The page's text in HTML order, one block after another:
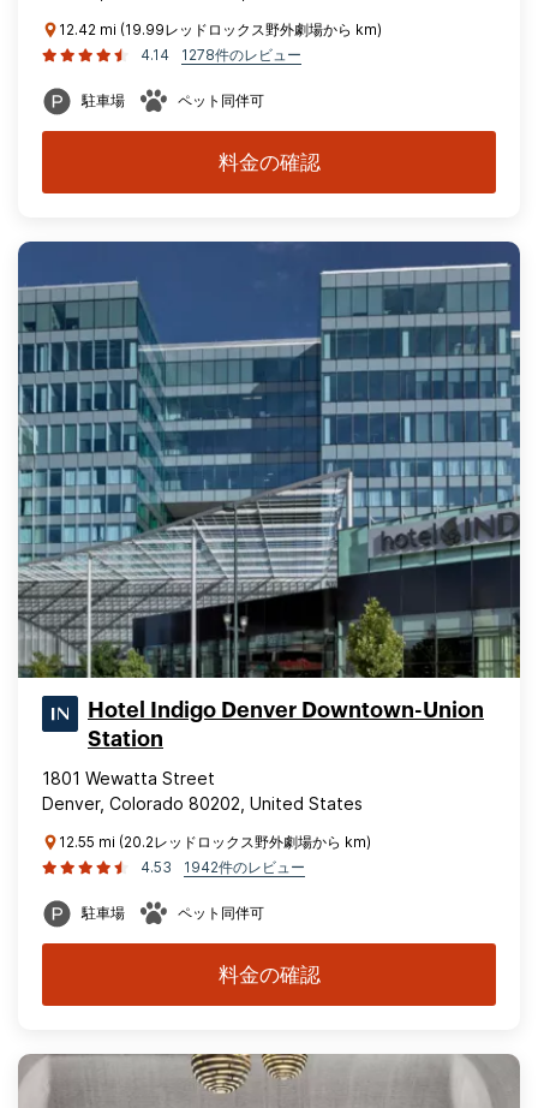
12.42 mi (19.99レッドロックス野外劇場から km)
4.14
1278件のレビュー
駐車場 ペット同伴可
料金の確認
Hotel Indigo Denver Downtown-Union
Station
1801 Wewatta Street
Denver, Colorado 80202, United States
12.55 mi (20.2レッドロックス野外劇場から km)
4.53
1942件のレビュー
駐車場 ペット同伴可
料金の確認